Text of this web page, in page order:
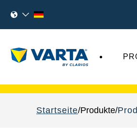
Startseite Produkte